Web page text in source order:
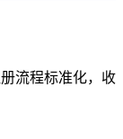
流程标准化，收